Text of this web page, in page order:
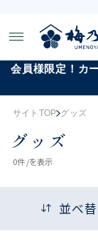
会員様限定！カ
サイトTOP グッズ
グッズ
0件 /を表示
並べ